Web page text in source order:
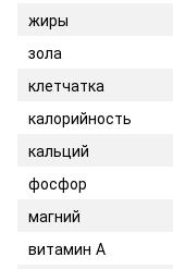
жиры
зола
клетчатка
калорийность
кальций
фосфор
магний
витамин А